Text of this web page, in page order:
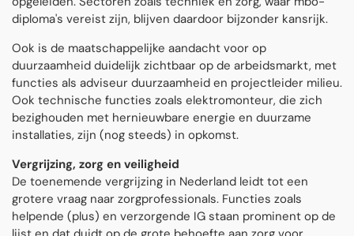
diploma's vereist zijn, blijven daardoor bijzonder kansrijk.
Ook is de maatschappelijke aandacht voor op
duurzaamheid duidelijk zichtbaar op de arbeidsmarkt, met
functies als adviseur duurzaamheid en projectleider milieu.
Ook technische functies zoals elektromonteur, die zich
bezighouden met hernieuwbare energie en duurzame
installaties, zijn (nog steeds) in opkomst.
Vergrijzing, zorg en veiligheid
De toenemende vergrijzing in Nederland leidt tot een
grotere vraag naar zorgprofessionals. Functies zoals
helpende (plus) en verzorgende IG staan prominent op de